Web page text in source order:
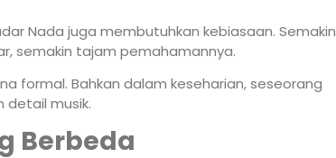
Nada juga membutuhkan kebiasaan. Semakin
semakin tajam pemahamannya.
formal. Bahkan dalam keseharian, seseorang
detail musik.
Berbeda